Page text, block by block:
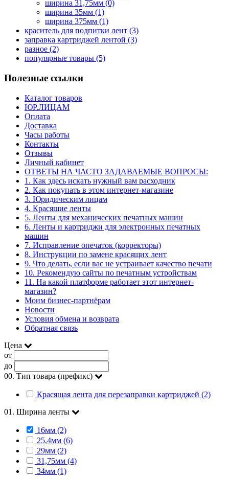
ширина 31,75мм (0)
ширина 35мм (1)
ширина 375мм (1)
краситель для подпитки лент (3)
заправка картриджей лентой (3)
разное (2)
популярные товары (5)
Полезные ссылки
Каталог товаров
ЮР.ЛИЦАМ
Оплата
Доставка
Часы работы
Контакты
Отзывы
Личный кабинет
ОТВЕТЫ НА ЧАСТО ЗАДАВАЕМЫЕ ВОПРОСЫ:
1. Как здесь искать нужный вам расходник
2. Как покупать в этом интернет-магазине
3. Юридическим лицам
4. Красящие ленты
5. Ленты для механических печатных машин
6. Ленты и картриджи для электронных печатных
машин
7. Исправление опечаток (корректоры)
8. Инструкции по замене красящих лент
9. Что делать, если вас не устраивает качество печати
10. Рекомендую сайты по печатным устройствам
11. На какой платформе работает этот интернет-
магазин?
Моим бизнес-партнёрам
Новости
Условия обмена и возврата
Обратная связь
Цена
от
до
00. Тип товара (префикс)
Красящая лента для перезаправки картриджей (2)
01. Ширина ленты
16мм (2)
25,4мм (6)
29мм (2)
31,75мм (4)
34мм (1)